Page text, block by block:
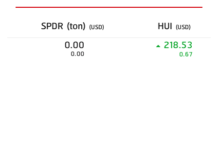
SPDR (ton) (USD) HUI (USD)
0.00
0.00
218.53
0.67